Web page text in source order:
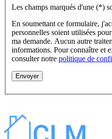
Les champs marqués d'une (*)
En soumettant ce formulaire,
personnelles soient utilisées
ma demande. Aucun autre
informations. Pour connaître et
consulter notre politique de
Envoyer